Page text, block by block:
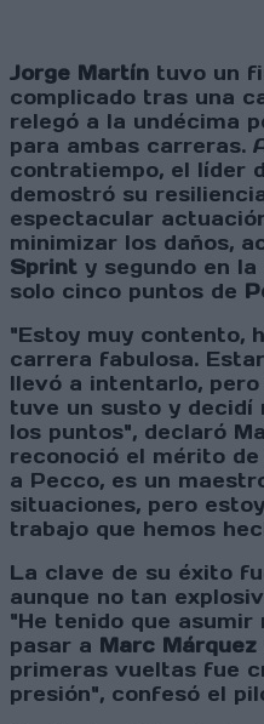
Jorge Martín tuvo un
complicado tras una
relegó a la undécima
para ambas carreras.
contratiempo, el líder
demostró su
espectacular
minimizar los daños,
Sprint y segundo en
solo cinco puntos de
"Estoy muy contento,
carrera fabulosa.
llevó a intentarlo,
tuve un susto y decidí
los puntos", declaró
reconoció el mérito de
a Pecco, es un
situaciones, pero
trabajo que hemos
La clave de su éxito
aunque no tan
"He tenido que asumir
pasar a Marc Márquez
primeras vueltas fue
presión", confesó el